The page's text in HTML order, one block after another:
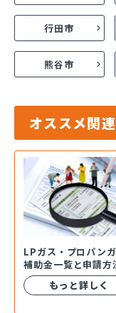
行田市
熊谷市
オススメ関
LPガス・プロパン
補助金一覧と申請方
もっと詳しく